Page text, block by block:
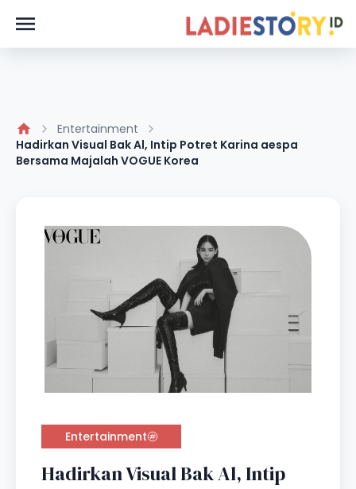
Entertainment
Hadirkan Visual Bak Al, Intip Potret Karina aespa
Bersama Majalah VOGUE Korea
Entertainment
Hadirkan Visual Bak Al, Intip